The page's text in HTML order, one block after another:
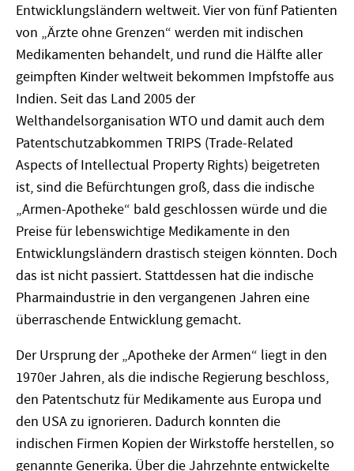
Entwicklungsländern weltweit. Vier von fünf Patienten
von „Ärzte ohne Grenzen“ werden mit indischen
Medikamenten behandelt, und rund die Hälfte aller
geimpften Kinder weltweit bekommen Impfstoffe aus
Indien. Seit das Land 2005 der
Welthandelsorganisation WTO und damit auch dem
Patentschutzabkommen TRIPS (Trade-Related
Aspects of Intellectual Property Rights) beigetreten
ist, sind die Befürchtungen groß, dass die indische
„Armen-Apotheke“ bald geschlossen würde und die
Preise für lebenswichtige Medikamente in den
Entwicklungsländern drastisch steigen könnten. Doch
das ist nicht passiert. Stattdessen hat die indische
Pharmaindustrie in den vergangenen Jahren eine
überraschende Entwicklung gemacht.
Der Ursprung der „Apotheke der Armen“ liegt in den
1970er Jahren, als die indische Regierung beschloss,
den Patentschutz für Medikamente aus Europa und
den USA zu ignorieren. Dadurch konnten die
indischen Firmen Kopien der Wirkstoffe herstellen, so
genannte Generika. Über die Jahrzehnte entwickelte